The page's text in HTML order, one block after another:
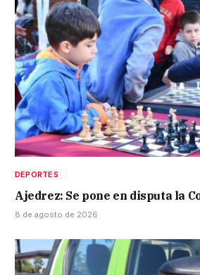
DEPORTES
Ajedrez: Se pone en disputa la
8 de agosto de 2026